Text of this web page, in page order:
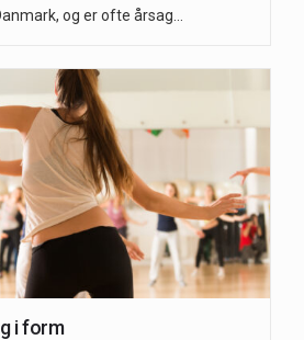
og er ofte årsag…
i form